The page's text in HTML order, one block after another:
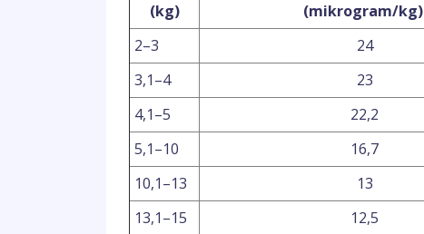
(kg)
(mikrogram/kg)
2–3
24
3,1–4
23
4,1–5
22,2
5,1–10
16,7
10,1–13
13
13,1–15
12,5